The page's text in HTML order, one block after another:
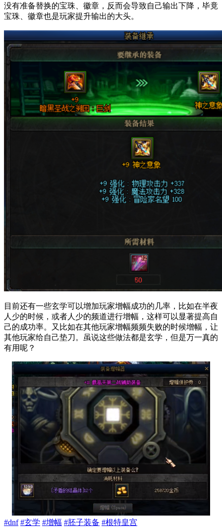
没有准备替换的宝珠、徽章，反而会导致自己输出下降，毕竟
宝珠、徽章也是玩家提升输出的大头。
目前还有一些玄学可以增加玩家增幅成功的几率，比如在半夜
人少的时候，或者人少的频道进行增幅，这样可以显著提高自
己的成功率。又比如在其他玩家增幅频频失败的时候增幅，让
其他玩家给自己垫刀。虽说这些做法都是玄学，但是万一真的
有用呢？
#dnf #玄学 #增幅 #胚子装备 #根特皇宫